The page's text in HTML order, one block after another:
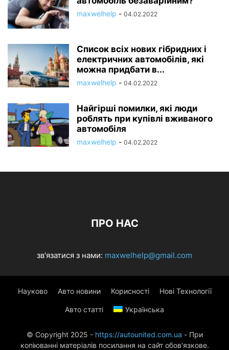
maxwelhelp - 04.02.2022
Список всіх нових гібридних і
електричних автомобілів, які
можна придбати в...
maxwelhelp - 04.02.2022
Найгірші помилки, які люди
роблять при купівлі вживаного
автомобіля
maxwelhelp - 04.02.2022
ПРО НАС
зв'язатися з нами: maxwelhelp@gmail.com
Науково Авто новини Корисності Нові Технології
Авто статті Українська
© Copyright 2025 - https://autounited.com.ua - При
копіюванні матеріалів посилання на сайт обов'язкове.